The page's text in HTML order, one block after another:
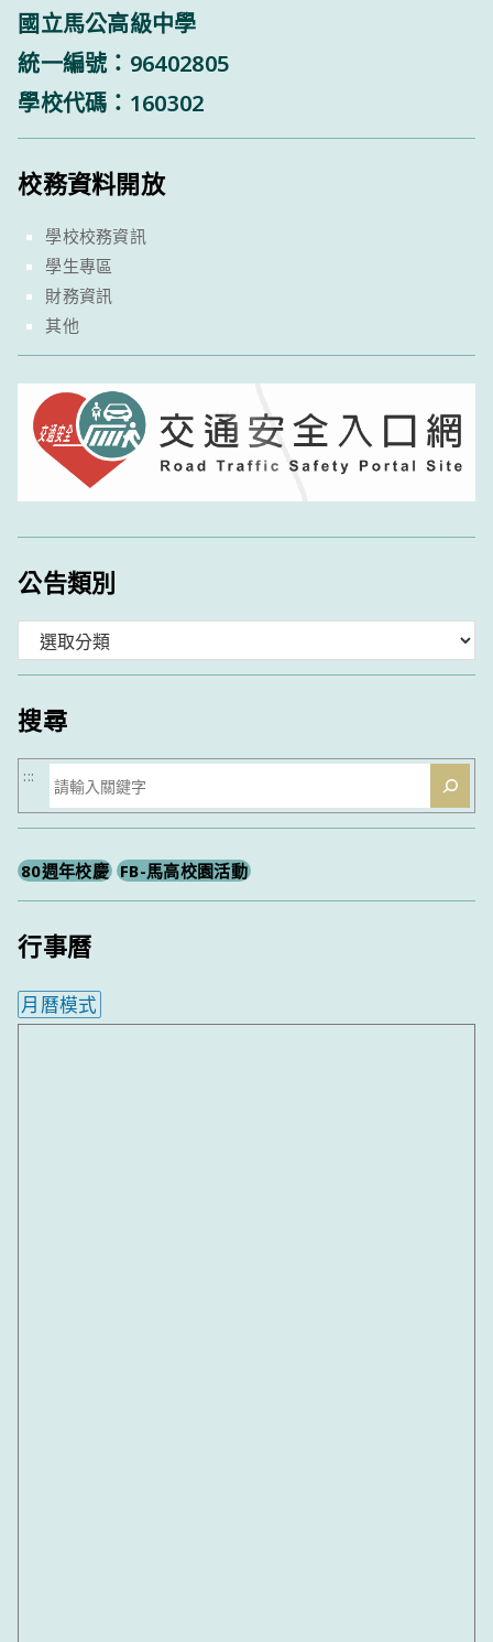
國立馬公高級中學
統一編號：96402805
學校代碼：160302
校務資料開放
學校校務資訊
學生專區
財務資訊
其他
公告類別
類
搜尋
搜
尋
:::
80週年校慶 FB-馬高校園活動
行事曆
月曆模式